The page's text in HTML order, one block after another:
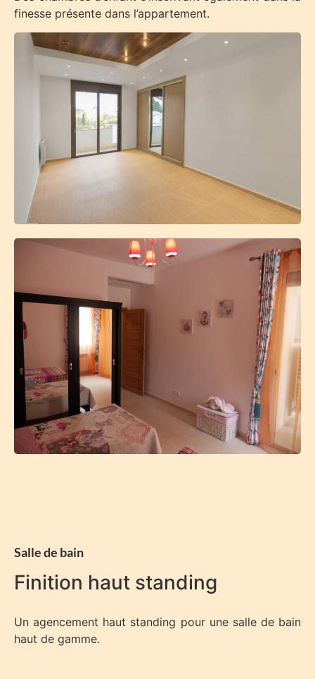
finesse présente dans l’appartement.
Salle de bain
Finition haut standing
Un agencement haut standing pour une salle de bain
haut de gamme.